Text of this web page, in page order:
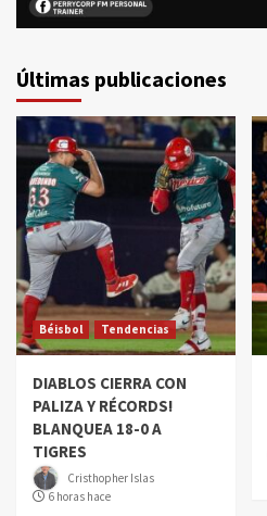
Últimas publicaciones
Béisbol Tendencias
DIABLOS CIERRA CON
PALIZA Y RÉCORDS!
BLANQUEA 18-0 A
TIGRES
Cristhopher Islas
6 horas hace